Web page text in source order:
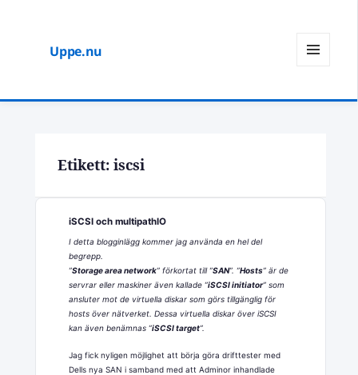
Uppe.nu
WIDGETS
Etikett: iscsi
iSCSI och multipathIO
I detta blogginlägg kommer jag använda en hel del
begrepp.
”Storage area network” förkortat till ”SAN”. ”Hosts” är de
servrar eller maskiner även kallade ”iSCSI initiator” som
ansluter mot de virtuella diskar som görs tillgänglig för
hosts över nätverket. Dessa virtuella diskar över iSCSI
kan även benämnas ”iSCSI target”.
Jag fick nyligen möjlighet att börja göra drifttester med
Dells nya SAN i samband med att Adminor inhandlade